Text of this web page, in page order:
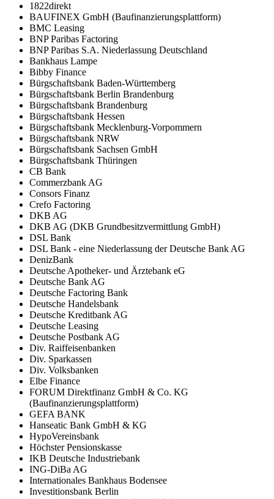
1822direkt
BAUFINEX GmbH (Baufinanzierungsplattform)
BMC Leasing
BNP Paribas Factoring
BNP Paribas S.A. Niederlassung Deutschland
Bankhaus Lampe
Bibby Finance
Bürgschaftsbank Baden-Württemberg
Bürgschaftsbank Berlin Brandenburg
Bürgschaftsbank Brandenburg
Bürgschaftsbank Hessen
Bürgschaftsbank Mecklenburg-Vorpommern
Bürgschaftsbank NRW
Bürgschaftsbank Sachsen GmbH
Bürgschaftsbank Thüringen
CB Bank
Commerzbank AG
Consors Finanz
Crefo Factoring
DKB AG
DKB AG (DKB Grundbesitzvermittlung GmbH)
DSL Bank
DSL Bank - eine Niederlassung der Deutsche Bank AG
DenizBank
Deutsche Apotheker- und Ärztebank eG
Deutsche Bank AG
Deutsche Factoring Bank
Deutsche Handelsbank
Deutsche Kreditbank AG
Deutsche Leasing
Deutsche Postbank AG
Div. Raiffeisenbanken
Div. Sparkassen
Div. Volksbanken
Elbe Finance
FORUM Direktfinanz GmbH & Co. KG
(Baufinanzierungsplattform)
GEFA BANK
Hanseatic Bank GmbH & KG
HypoVereinsbank
Höchster Pensionskasse
IKB Deutsche Industriebank
ING-DiBa AG
Internationales Bankhaus Bodensee
Investitionsbank Berlin